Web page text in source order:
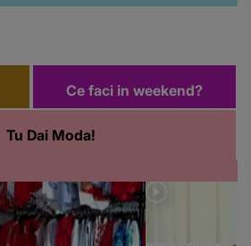
Tu Dai Moda!
Ce faci in weekend?